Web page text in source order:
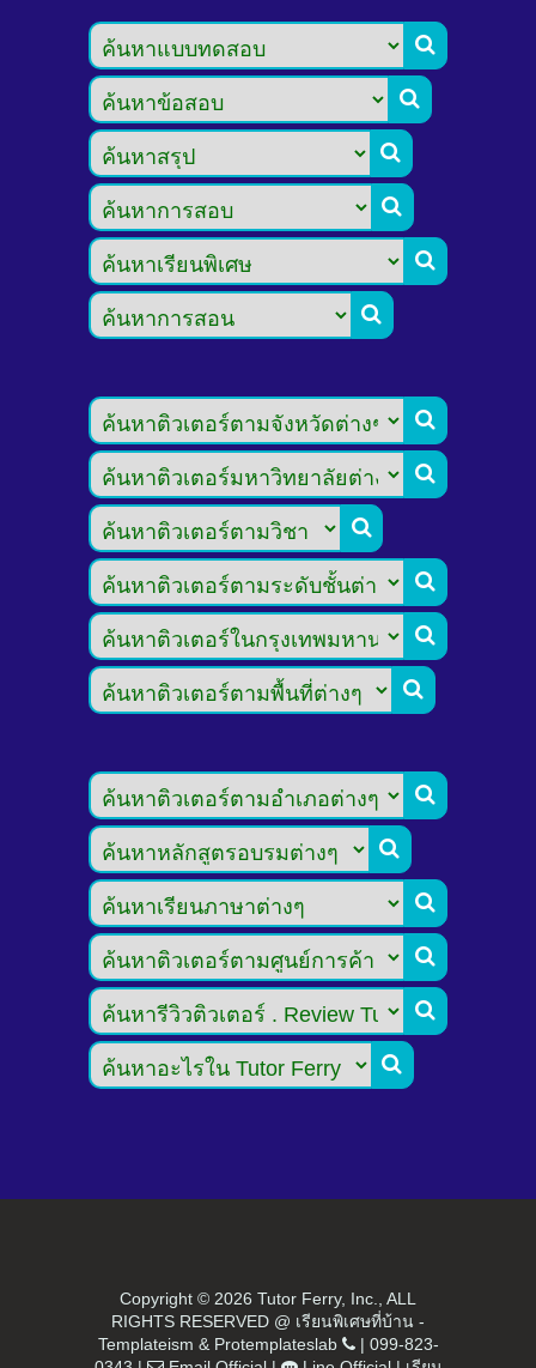


















Copyright © 2026 Tutor Ferry, Inc., ALL
RIGHTS RESERVED @ เรียนพิเศษที่บ้าน -
Templateism & Protemplateslab | 099-823-